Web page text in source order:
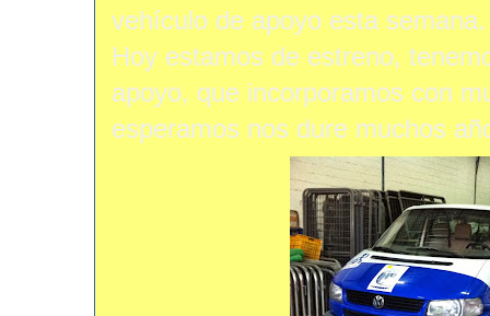
vehículo de apoyo esta semana.
Hoy estamos de estreno,
apoyo, que incorporamos con
esperamos nos dure muchos